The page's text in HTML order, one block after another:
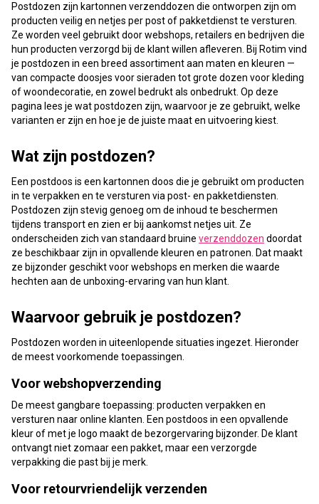
Postdozen zijn kartonnen verzenddozen die ontworpen zijn om
producten veilig en netjes per post of pakketdienst te versturen.
Ze worden veel gebruikt door webshops, retailers en bedrijven die
hun producten verzorgd bij de klant willen afleveren. Bij Rotim vind
je postdozen in een breed assortiment aan maten en kleuren —
van compacte doosjes voor sieraden tot grote dozen voor kleding
of woondecoratie, en zowel bedrukt als onbedrukt. Op deze
pagina lees je wat postdozen zijn, waarvoor je ze gebruikt, welke
varianten er zijn en hoe je de juiste maat en uitvoering kiest.
Wat zijn postdozen?
Een postdoos is een kartonnen doos die je gebruikt om producten
in te verpakken en te versturen via post- en pakketdiensten.
Postdozen zijn stevig genoeg om de inhoud te beschermen
tijdens transport en zien er bij aankomst netjes uit. Ze
onderscheiden zich van standaard bruine verzenddozen doordat
ze beschikbaar zijn in opvallende kleuren en patronen. Dat maakt
ze bijzonder geschikt voor webshops en merken die waarde
hechten aan de unboxing-ervaring van hun klant.
Waarvoor gebruik je postdozen?
Postdozen worden in uiteenlopende situaties ingezet. Hieronder
de meest voorkomende toepassingen.
Voor webshopverzending
De meest gangbare toepassing: producten verpakken en
versturen naar online klanten. Een postdoos in een opvallende
kleur of met je logo maakt de bezorgervaring bijzonder. De klant
ontvangt niet zomaar een pakket, maar een verzorgde
verpakking die past bij je merk.
Voor retourvriendelijk verzenden